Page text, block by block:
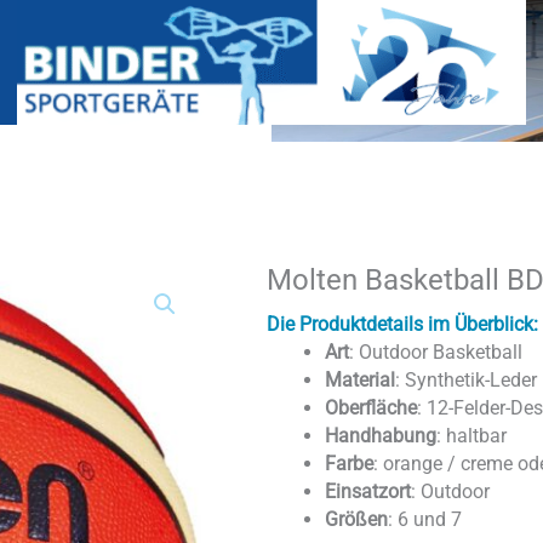
Molten Basketball
Die Produktdetails im Überblick:
Art: Outdoor Basketball
Material : Synthetik-Leder
Oberfläche: 12-Felder-
Handhabung: haltbar
Farbe: orange / creme
Einsatzort: Outdoor
Größen: 6 und 7
Molten
BD3500
BD3500-